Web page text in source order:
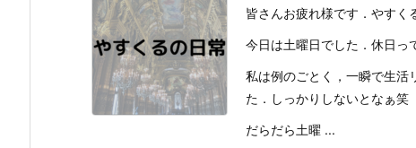
皆さんお疲れ様です．やすく
今日は土曜日でした．休日っ
私は例のごとく，一瞬で生活
た．しっかりしないとなぁ笑
だらだら土曜 ...